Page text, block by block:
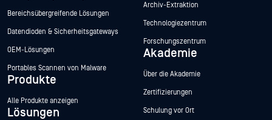
Bereichsübergreifende Lösungen
Datendioden & Sicherheitsgateways
OEM-Lösungen
Portables Scannen von Malware
Produkte
Alle Produkte anzeigen
Lösungen
Archiv-Extraktion
Technologiezentrum
Forschungszentrum
Akademie
Über die Akademie
Zertifizierungen
Schulung vor Ort